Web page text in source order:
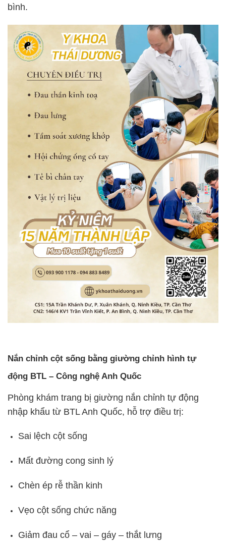
bình.
Nắn chỉnh cột sống bằng giường chỉnh hình tự
động BTL – Công nghệ Anh Quốc
Phòng khám trang bị giường nắn chỉnh tự động
nhập khẩu từ BTL Anh Quốc, hỗ trợ điều trị:
Sai lệch cột sống
Mất đường cong sinh lý
Chèn ép rễ thần kinh
Vẹo cột sống chức năng
Giảm đau cổ – vai – gáy – thắt lưng